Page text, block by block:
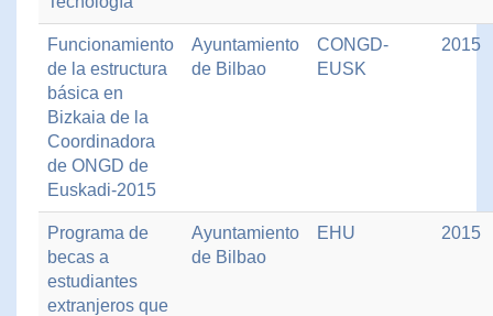
Funcionamiento
de la estructura
básica en
Bizkaia de la
Coordinadora
de ONGD de
Euskadi-2015
Ayuntamiento
de Bilbao
CONGD-
EUSK
2015
Programa de
becas a
estudiantes
extranjeros que
Ayuntamiento
de Bilbao
EHU 2015